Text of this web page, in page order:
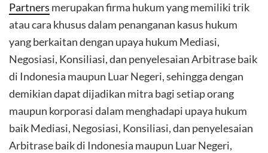
Partners merupakan firma hukum yang memiliki trik
atau cara khusus dalam penanganan kasus hukum
yang berkaitan dengan upaya hukum Mediasi,
Negosiasi, Konsiliasi, dan penyelesaian Arbitrase baik
di Indonesia maupun Luar Negeri, sehingga dengan
demikian dapat dijadikan mitra bagi setiap orang
maupun korporasi dalam menghadapi upaya hukum
baik Mediasi, Negosiasi, Konsiliasi, dan penyelesaian
Arbitrase baik di Indonesia maupun Luar Negeri,